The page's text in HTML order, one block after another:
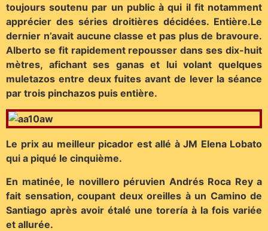
toujours soutenu par un public à qui il fit notamment
apprécier des séries droitières décidées. Entière.Le
dernier n’avait aucune classe et pas plus de bravoure.
Alberto se fit rapidement repousser dans ses dix-huit
mètres, afichant ses ganas et lui volant quelques
muletazos entre deux fuites avant de lever la séance
par trois pinchazos puis entière.
Le prix au meilleur picador est allé à JM Elena Lobato
qui a piqué le cinquième.
En matinée, le novillero péruvien Andrés Roca Rey a
fait sensation, coupant deux oreilles à un Camino de
Santiago après avoir étalé une torería à la fois variée
et allurée.